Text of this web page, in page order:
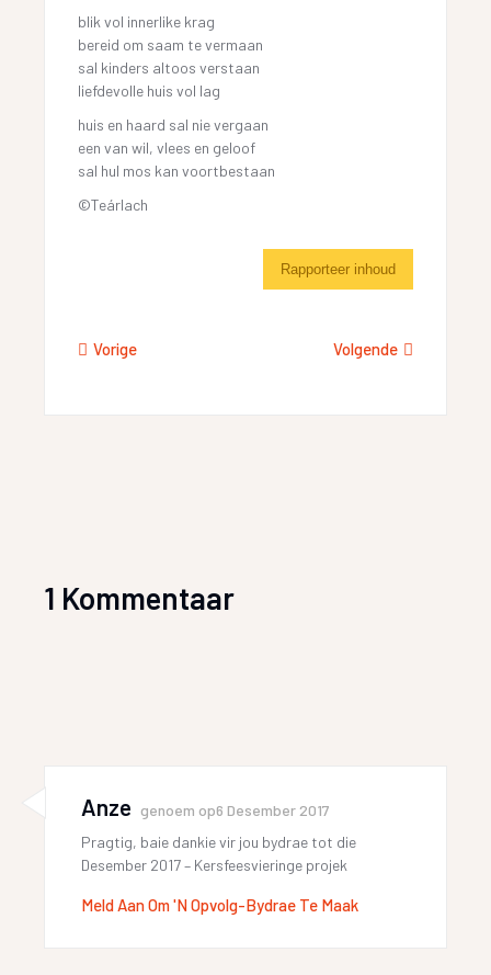
blik vol innerlike krag
bereid om saam te vermaan
sal kinders altoos verstaan
liefdevolle huis vol lag
huis en haard sal nie vergaan
een van wil, vlees en geloof
sal hul mos kan voortbestaan
©Teárlach
Rapporteer inhoud
Vorige Volgende
1 Kommentaar
Anze genoem op6 Desember 2017
Pragtig, baie dankie vir jou bydrae tot die
Desember 2017 – Kersfeesvieringe projek
Meld Aan Om 'n Opvolg-Bydrae Te Maak